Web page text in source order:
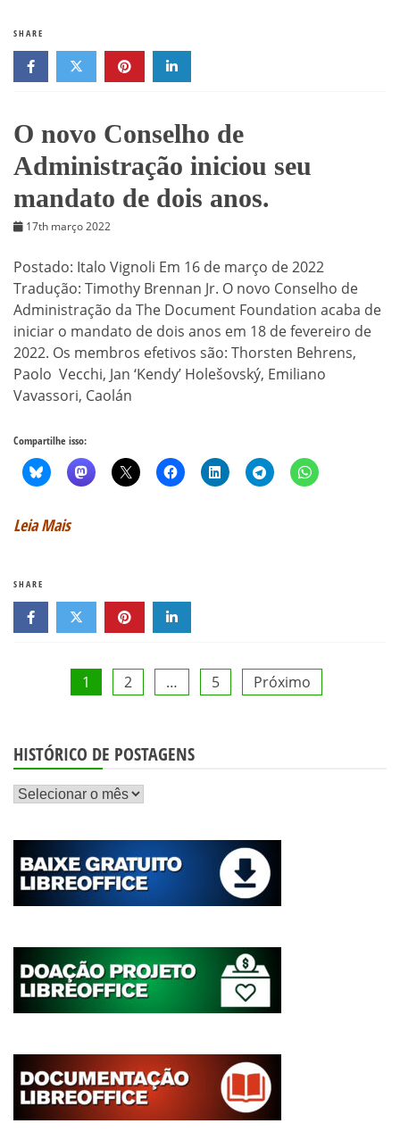
SHARE
O novo Conselho de
Administração iniciou seu
mandato de dois anos.
17th março 2022
Postado: Italo Vignoli Em 16 de março de 2022
Tradução: Timothy Brennan Jr. O novo Conselho de
Administração da The Document Foundation acaba de
iniciar o mandato de dois anos em 18 de fevereiro de
2022. Os membros efetivos são: Thorsten Behrens,
Paolo Vecchi, Jan ‘Kendy’ Holešovský, Emiliano
Vavassori, Caolán
Compartilhe isso:
Leia Mais
SHARE
Paginação
posts
1 2 … 5 Próximo
HISTÓRICO DE POSTAGENS
Histórico
postagens